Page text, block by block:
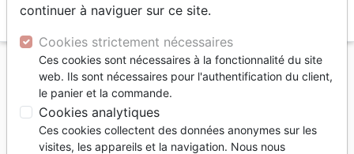
Accueil Livres
Edification
Victorieux par grâce - Ce que vous avez toujours
espéré de votre vie chrétienne!
Victorieux par grâce
continuer à naviguer sur ce site.
Cookies strictement nécessaires
Ces cookies sont nécessaires à la fonctionnalité du site
web. Ils sont nécessaires pour l'authentification du client,
le panier et la commande.
Cookies analytiques
Ces cookies collectent des données anonymes sur les
visites, les appareils et la navigation. Nous nous